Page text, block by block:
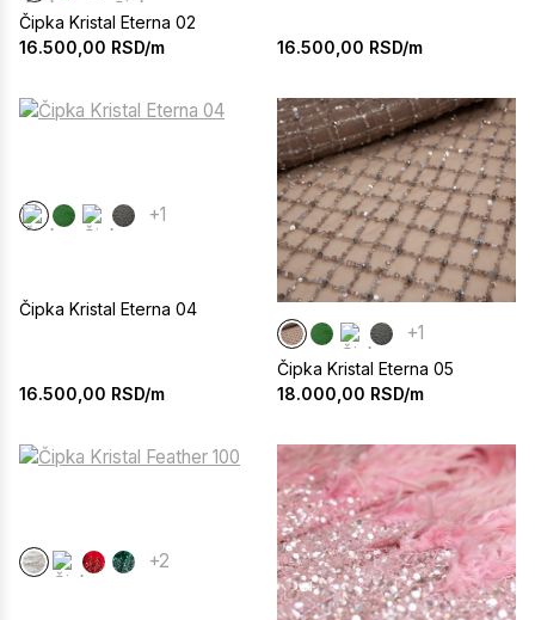
Čipka Kristal Eterna 02
16.500,00 RSD/m 16.500,00 RSD/m
+1
Čipka Kristal Eterna 04
16.500,00 RSD/m
+1
Čipka Kristal Eterna 05
18.000,00 RSD/m
+2